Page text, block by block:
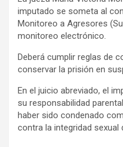
imputado se someta al
Monitoreo a Agresores
monitoreo electrónico.
Deberá cumplir reglas de
conservar la prisión en
En el juicio abreviado, el
su responsabilidad
haber sido condenado
contra la integridad sexual